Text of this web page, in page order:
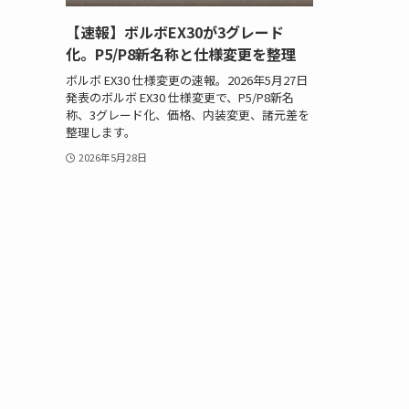
【速報】ボルボEX30が3グレード
化。P5/P8新名称と仕様変更を整理
ボルボ EX30 仕様変更の速報。2026年5月27日
発表のボルボ EX30 仕様変更で、P5/P8新名
称、3グレード化、価格、内装変更、諸元差を
整理します。
2026年5月28日